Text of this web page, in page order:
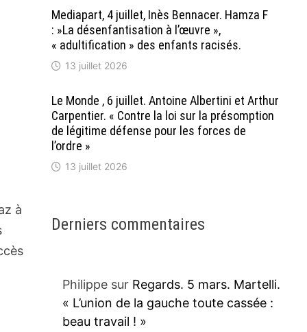
à
Mediapart, 4 juillet, Inès Bennacer. Hamza F
: »La désenfantisation à l’œuvre »,
« adultification » des enfants racisés.
13 juillet 2026
Le Monde , 6 juillet. Antoine Albertini et Arthur
Carpentier. « Contre la loi sur la présomption
de légitime défense pour les forces de
l’ordre »
13 juillet 2026
Derniers commentaires
Philippesur Regards. 5 mars. Martelli.
« L’union de la gauche toute cassée :
beau travail ! »